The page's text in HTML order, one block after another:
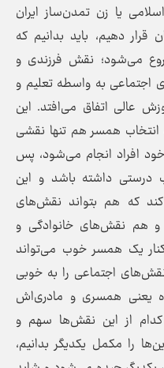
یا زن تمدن‌ساز ایران
دهیم، باید بدانیم که
می‌شود؛ نقش فرزندی و
اجتماعی به واسطه تعلیم و
عالی اتفاق می‌افتد. این
همسر هم تنها نقشی
افراد انجام می‌شود، پس
درستی داشته باشد و این
که هم بتواند نقش‌های
و هم نقش‌های خانوادگی و
یک همسر خوب می‌تواند
اجتماعی را به خوبی
یعنی همسری و مادری‌اش
کدام از این نقش‌ها سهم و
را مکمل یکدیگر بدانیم،